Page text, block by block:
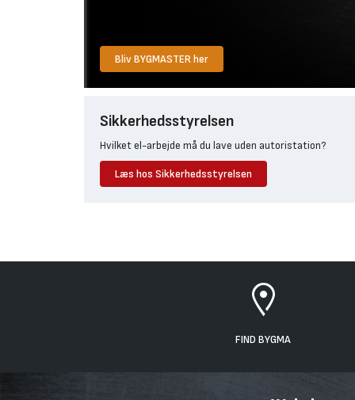
Bliv BYGMASTER her
Sikkerhedsstyrelsen
Hvilket el-arbejde må du lave uden autoristation?
Læs hos Sikkerhedsstyrelsen
FIND BYGMA